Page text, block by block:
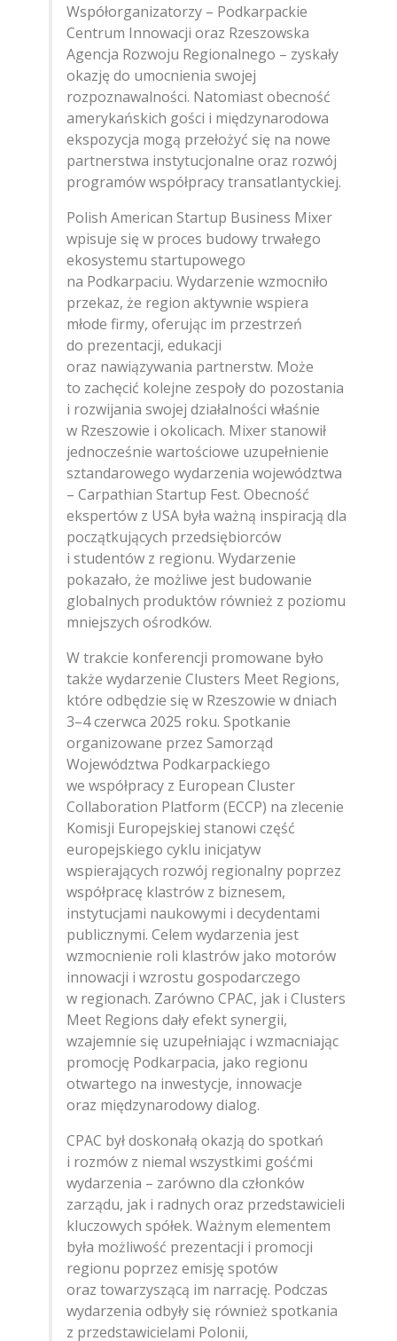
Współorganizatorzy – Podkarpackie
Centrum Innowacji oraz Rzeszowska
Agencja Rozwoju Regionalnego – zyskały
okazję do umocnienia swojej
rozpoznawalności. Natomiast obecność
amerykańskich gości i międzynarodowa
ekspozycja mogą przełożyć się na nowe
partnerstwa instytucjonalne oraz rozwój
programów współpracy transatlantyckiej.
Polish American Startup Business Mixer
wpisuje się w proces budowy trwałego
ekosystemu startupowego
na Podkarpaciu. Wydarzenie wzmocniło
przekaz, że region aktywnie wspiera
młode firmy, oferując im przestrzeń
do prezentacji, edukacji
oraz nawiązywania partnerstw. Może
to zachęcić kolejne zespoły do pozostania
i rozwijania swojej działalności właśnie
w Rzeszowie i okolicach. Mixer stanowił
jednocześnie wartościowe uzupełnienie
sztandarowego wydarzenia województwa
– Carpathian Startup Fest. Obecność
ekspertów z USA była ważną inspiracją dla
początkujących przedsiębiorców
i studentów z regionu. Wydarzenie
pokazało, że możliwe jest budowanie
globalnych produktów również z poziomu
mniejszych ośrodków.
W trakcie konferencji promowane było
także wydarzenie Clusters Meet Regions,
które odbędzie się w Rzeszowie w dniach
3–4 czerwca 2025 roku. Spotkanie
organizowane przez Samorząd
Województwa Podkarpackiego
we współpracy z European Cluster
Collaboration Platform (ECCP) na zlecenie
Komisji Europejskiej stanowi część
europejskiego cyklu inicjatyw
wspierających rozwój regionalny poprzez
współpracę klastrów z biznesem,
instytucjami naukowymi i decydentami
publicznymi. Celem wydarzenia jest
wzmocnienie roli klastrów jako motorów
innowacji i wzrostu gospodarczego
w regionach. Zarówno CPAC, jak i Clusters
Meet Regions dały efekt synergii,
wzajemnie się uzupełniając i wzmacniając
promocję Podkarpacia, jako regionu
otwartego na inwestycje, innowacje
oraz międzynarodowy dialog.
CPAC był doskonałą okazją do spotkań
i rozmów z niemal wszystkimi gośćmi
wydarzenia – zarówno dla członków
zarządu, jak i radnych oraz przedstawicieli
kluczowych spółek. Ważnym elementem
była możliwość prezentacji i promocji
regionu poprzez emisję spotów
oraz towarzyszącą im narrację. Podczas
wydarzenia odbyły się również spotkania
z przedstawicielami Polonii,